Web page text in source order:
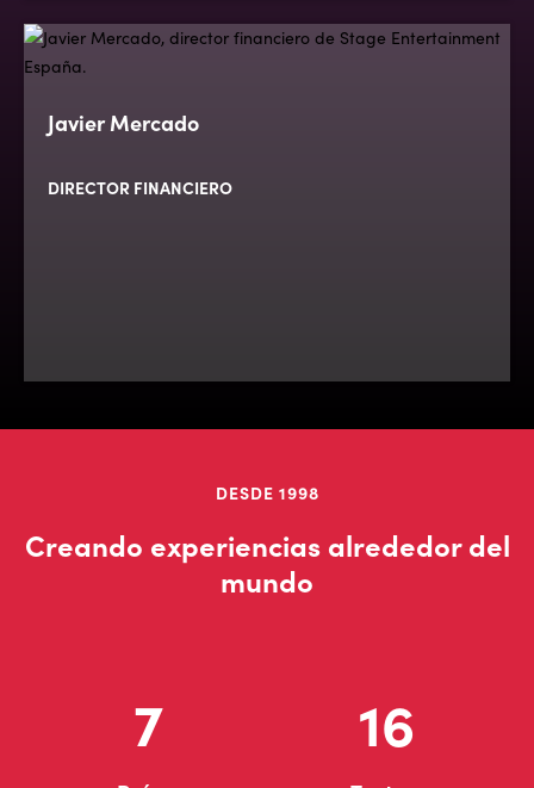
Javier Mercado
DIRECTOR FINANCIERO
DESDE 1998
Creando experiencias alrededor del
mundo
7 16